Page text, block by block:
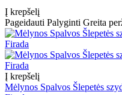
Į krepšelį
Pageidauti Palyginti Greita
Į krepšelį
Mėlynos Spalvos Šlepetės